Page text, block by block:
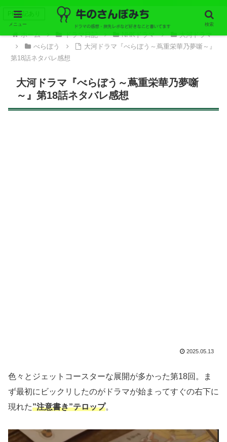
PR表記あり
ホーム ドラマ日記 NHKドラマ
大河ドラマ
べらぼう
大河ドラマ『べらぼう～蔦重栄華乃夢噺～』
第18話ネタバレ感想
大河ドラマ『べらぼう～蔦重栄華乃夢噺
～』第18話ネタバレ感想
2025.05.13
色々とジェットコースターな展開が多かった第18回。ま
ず最初にビックリしたのがドラマが始まってすぐの右下に
現れた”注意書き”テロップ。
メニュー 検索